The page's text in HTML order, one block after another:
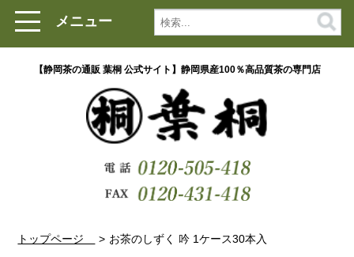
メニュー
【静岡茶の通販 葉桐 公式サイト】静岡県産100％高品質茶の専門店
トップページ お茶のしずく 吟 1ケース30本入